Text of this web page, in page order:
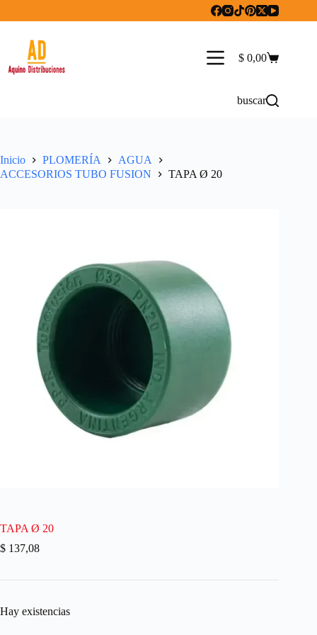
Carro
$ 0,00
buscar
Inicio PLOMERÍA
AGUA
ACCESORIOS TUBO FUSION
TAPA Ø 20
TAPA Ø 20
$ 137,08
Hay existencias